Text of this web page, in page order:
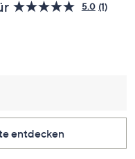
5.0 (1)
entdecken